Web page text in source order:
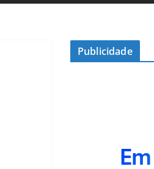
Publicidade